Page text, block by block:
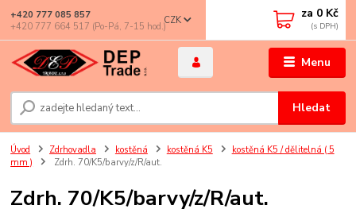
Menu
CZK
Hledat
+420 777 085 857
+420 777 664 517 (Po-Pá, 7-15 hod.)
za 0 Kč
Úvod Zdrhovadla kostěná kostěná K5
kostěná K5 / dělitelná ( 5
mm )
Zdrh. 70/K5/barvy/z/R/aut.
Zdrh. 70/K5/barvy/z/R/aut.